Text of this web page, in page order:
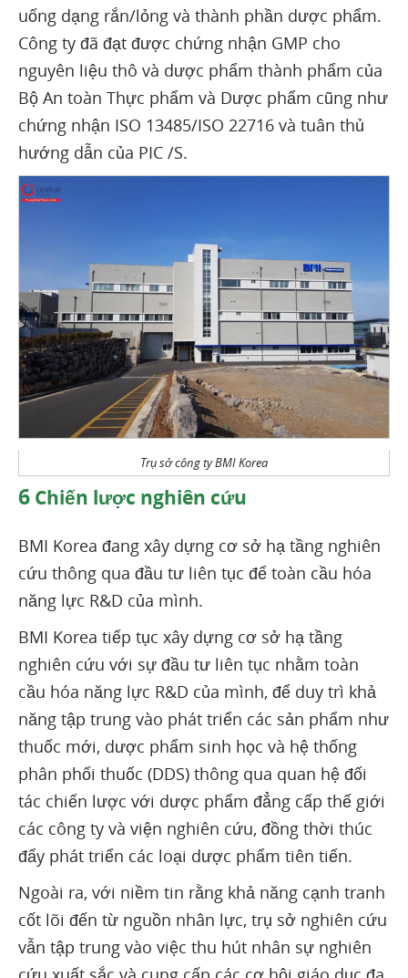
uống dạng rắn/lỏng và thành phần dược phẩm.
Công ty đã đạt được chứng nhận GMP cho
nguyên liệu thô và dược phẩm thành phẩm của
Bộ An toàn Thực phẩm và Dược phẩm cũng như
chứng nhận ISO 13485/ISO 22716 và tuân thủ
hướng dẫn của PIC /S.
Trụ sở công ty BMI Korea
6 Chiến lược nghiên cứu
BMI Korea đang xây dựng cơ sở hạ tầng nghiên
cứu thông qua đầu tư liên tục để toàn cầu hóa
năng lực R&D của mình.
BMI Korea tiếp tục xây dựng cơ sở hạ tầng
nghiên cứu với sự đầu tư liên tục nhằm toàn
cầu hóa năng lực R&D của mình, để duy trì khả
năng tập trung vào phát triển các sản phẩm như
thuốc mới, dược phẩm sinh học và hệ thống
phân phối thuốc (DDS) thông qua quan hệ đối
tác chiến lược với dược phẩm đẳng cấp thế giới
các công ty và viện nghiên cứu, đồng thời thúc
đẩy phát triển các loại dược phẩm tiên tiến.
Ngoài ra, với niềm tin rằng khả năng cạnh tranh
cốt lõi đến từ nguồn nhân lực, trụ sở nghiên cứu
vẫn tập trung vào việc thu hút nhân sự nghiên